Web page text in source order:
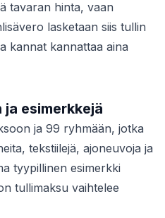
tavaran hinta, vaan
lasketaan siis tullin
kannat kannattaa aina
esimerkkejä
ja 99 ryhmään, jotka
tekstiilejä, ajoneuvoja ja
tyypillinen esimerkki
tullimaksu vaihtelee